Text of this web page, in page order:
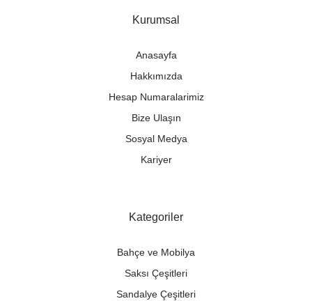
Kurumsal
Anasayfa
Hakkımızda
Hesap Numaralarimiz
Bize Ulaşın
Sosyal Medya
Kariyer
Kategoriler
Bahçe ve Mobilya
Saksı Çeşitleri
Sandalye Çeşitleri